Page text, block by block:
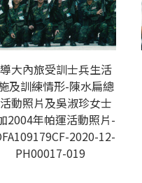
大內旅受訓士兵生活
及訓練情形-陳水扁總
動照片及吳淑珍女士
2004年帕運活動照片-
2020-12-
PH00017-019